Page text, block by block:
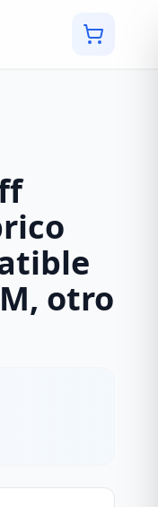
otro